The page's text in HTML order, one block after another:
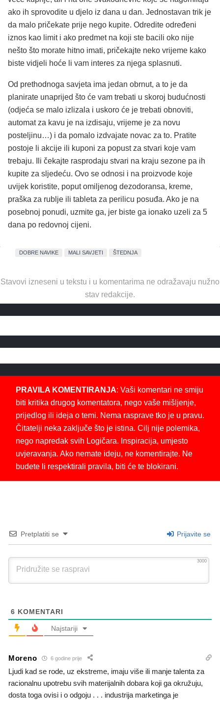
ako ih sprovodite u djelo iz dana u dan. Jednostavan trik je
da malo pričekate prije nego kupite. Odredite određeni
iznos kao limit i ako predmet na koji ste bacili oko nije
nešto što morate hitno imati, pričekajte neko vrijeme kako
biste vidjeli hoće li vam interes za njega splasnuti.
Od prethodnoga savjeta ima jedan obrnut, a to je da
planirate unaprijed što će vam trebati u skoroj budućnosti
(odjeća se malo izlizala i uskoro će je trebati obnoviti,
automat za kavu je na izdisaju, vrijeme je za novu
posteljinu…) i da pomalo izdvajate novac za to. Pratite
postoje li akcije ili kuponi za popust za stvari koje vam
trebaju. Ili čekajte rasprodaju stvari na kraju sezone pa ih
kupite za sljedeću. Ovo se odnosi i na proizvode koje
uvijek koristite, poput omiljenog dezodoransa, kreme,
praška za rublje ili tableta za perilicu posuđa. Ako je na
posebnoj ponudi, uzmite ga, jer biste ga ionako uzeli za 5
dana po redovnoj cijeni.
DOBRE NAVIKE MALI SAVJETI ŠTEDNJA
Stavovi izneseni u tekstu i u komentarima ne odražavaju nužno
stav redakcije.
PRAVILA KOMENTIRANJA: Vaši komentari ne smiju
biti kritika drugog komentatora, nego vaše mišljenje,
prijedlog ili ideja o temi. Nema rasprave tko je u pravu.
Čitatelji neka zaključe što je istina. Cilj nije polemika,
nego napredak svih Logičara. Inspiracija, umjesto
uvjeravanja. Ako nemate ideju, ne komentirajte. Ne
budete li respektirali pravila, biti će te blokirani.
Pretplatiti se Prijavite se
3000
6 KOMENTARI
Najstariji
Moreno 6 godine prije
Ljudi kad se rode, uz ekstreme, imaju više ili manje talenta za
racionalnu upotrebu svih materijalnih dobara koji ga okružuju,
dosta toga ovisi i o odgoju . . . industrija marketinga je